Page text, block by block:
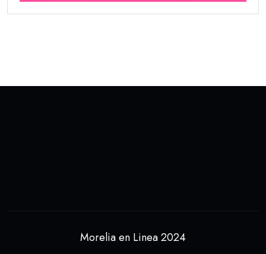
Morelia en Linea 2024